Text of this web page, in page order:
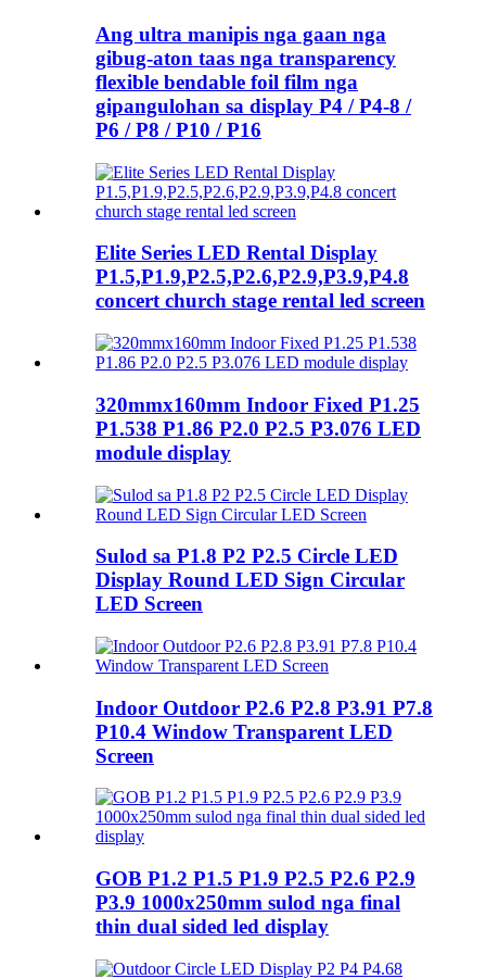
Ang ultra manipis nga gaan nga
gibug-aton taas nga transparency
flexible bendable foil film nga
gipangulohan sa display P4 / P4-8 /
P6 / P8 / P10 / P16
Elite Series LED Rental Display
P1.5,P1.9,P2.5,P2.6,P2.9,P3.9,P4.8
concert church stage rental led screen
320mmx160mm Indoor Fixed P1.25
P1.538 P1.86 P2.0 P2.5 P3.076 LED
module display
Sulod sa P1.8 P2 P2.5 Circle LED
Display Round LED Sign Circular
LED Screen
Indoor Outdoor P2.6 P2.8 P3.91 P7.8
P10.4 Window Transparent LED
Screen
GOB P1.2 P1.5 P1.9 P2.5 P2.6 P2.9
P3.9 1000x250mm sulod nga final
thin dual sided led display